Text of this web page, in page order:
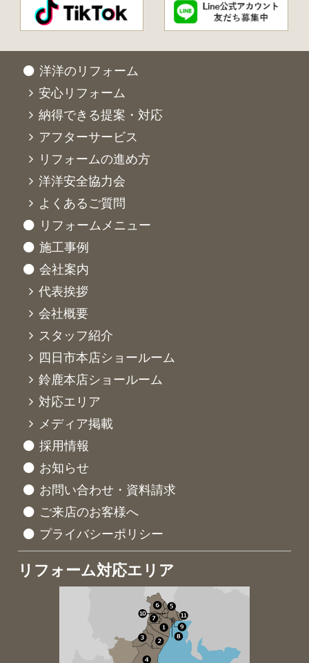
洋洋のリフォーム
安心リフォーム
納得できる提案・対応
アフターサービス
リフォームの進め方
洋洋安全協力会
よくあるご質問
リフォームメニュー
施工事例
会社案内
代表挨拶
会社概要
スタッフ紹介
四日市本店ショールーム
鈴鹿本店ショールーム
対応エリア
メディア掲載
採用情報
お知らせ
お問い合わせ・資料請求
ご来店のお客様へ
プライバシーポリシー
リフォーム対応エリア